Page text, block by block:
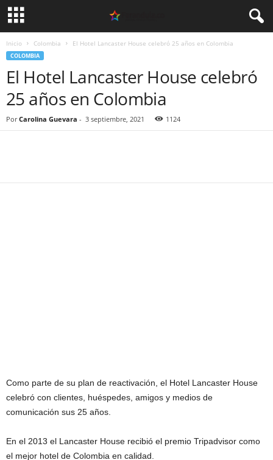
Inicio Colombia El Hotel Lancaster House celebró 25 años en Colombia
COLOMBIA
El Hotel Lancaster House celebró
25 años en Colombia
Por Carolina Guevara - 3 septiembre, 2021 1124
Como parte de su plan de reactivación, el Hotel Lancaster House
celebró con clientes, huéspedes, amigos y medios de
comunicación sus 25 años.
En el 2013 el Lancaster House recibió el premio Tripadvisor como
el mejor hotel de Colombia en calidad.